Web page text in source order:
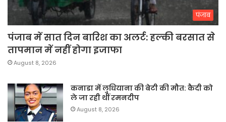
पंजाब
पंजाब में सात दिन बारिश का अलर्ट: हल्की बरसात से
तापमान में नहीं होगा इजाफा
August 8, 2026
कनाडा में लुधियाना की बेटी की माैत: कैदी को
ले जा रही थीं रमनदीप
August 8, 2026